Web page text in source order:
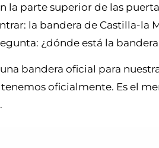
la parte superior de las
la bandera de Castilla-la
¿dónde está la
bandera oficial para
oficialmente. Es el